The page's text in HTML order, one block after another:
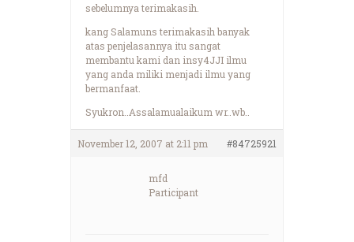
sebelumnya terimakasih.
kang Salamuns terimakasih banyak
atas penjelasannya itu sangat
membantu kami dan insy4JJI ilmu
yang anda miliki menjadi ilmu yang
bermanfaat.
Syukron..Assalamualaikum wr..wb..
November 12, 2007 at 2:11 pm #84725921
mfd
Participant